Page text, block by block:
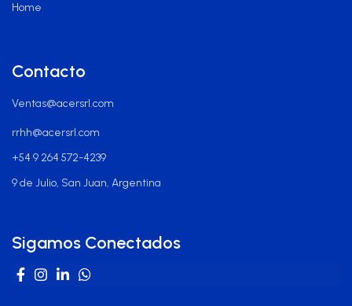
Home
Contacto
Ventas@acersrl.com
rrhh@acersrl.com
+54 9 264 572-4239
9 de Julio, San Juan, Argentina
Sigamos Conectados